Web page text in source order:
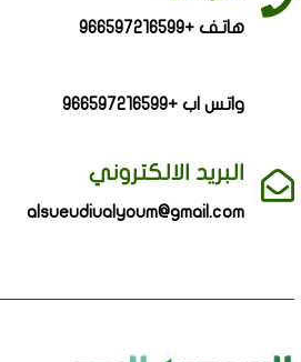
هاتف +966597216599
واتس اب +966597216599
البريد الالكتروني
alsueudiualyoum@gmail.com